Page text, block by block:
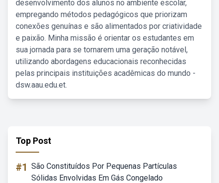
desenvolvimento dos alunos no ambiente escolar,
empregando métodos pedagógicos que priorizam
conexões genuínas e são alimentados por criatividade
e paixão. Minha missão é orientar os estudantes em
sua jornada para se tornarem uma geração notável,
utilizando abordagens educacionais reconhecidas
pelas principais instituições acadêmicas do mundo -
dsw.aau.edu.et.
Top Post
#1 São Constituídos Por Pequenas Partículas
Sólidas Envolvidas Em Gás Congelado